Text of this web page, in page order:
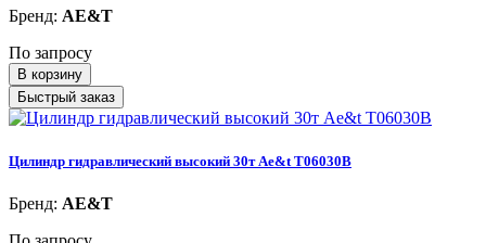
Бренд: AE&T
По запросу
В корзину
Быстрый заказ
Цилиндр гидравлический высокий 30т Ae&t T06030B
Бренд: AE&T